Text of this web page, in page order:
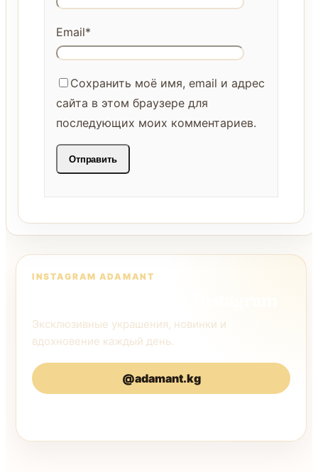
Email*
Сохранить моё имя, email и адрес
сайта в этом браузере для
последующих моих комментариев.
INSTAGRAM ADAMANT
Эксклюзивные украшения, новинки и
вдохновение каждый день.
@adamant.kg